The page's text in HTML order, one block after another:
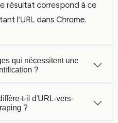
résultat correspond à ce
l'URL dans Chrome.
qui nécessitent une
?
t-il d'URL-vers-
?